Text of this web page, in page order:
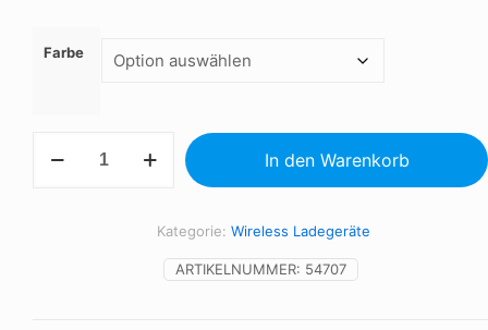
Farbe
In den Warenkorb
ARTIKELNUMMER: 54707
Kategorie: Wireless Ladegeräte